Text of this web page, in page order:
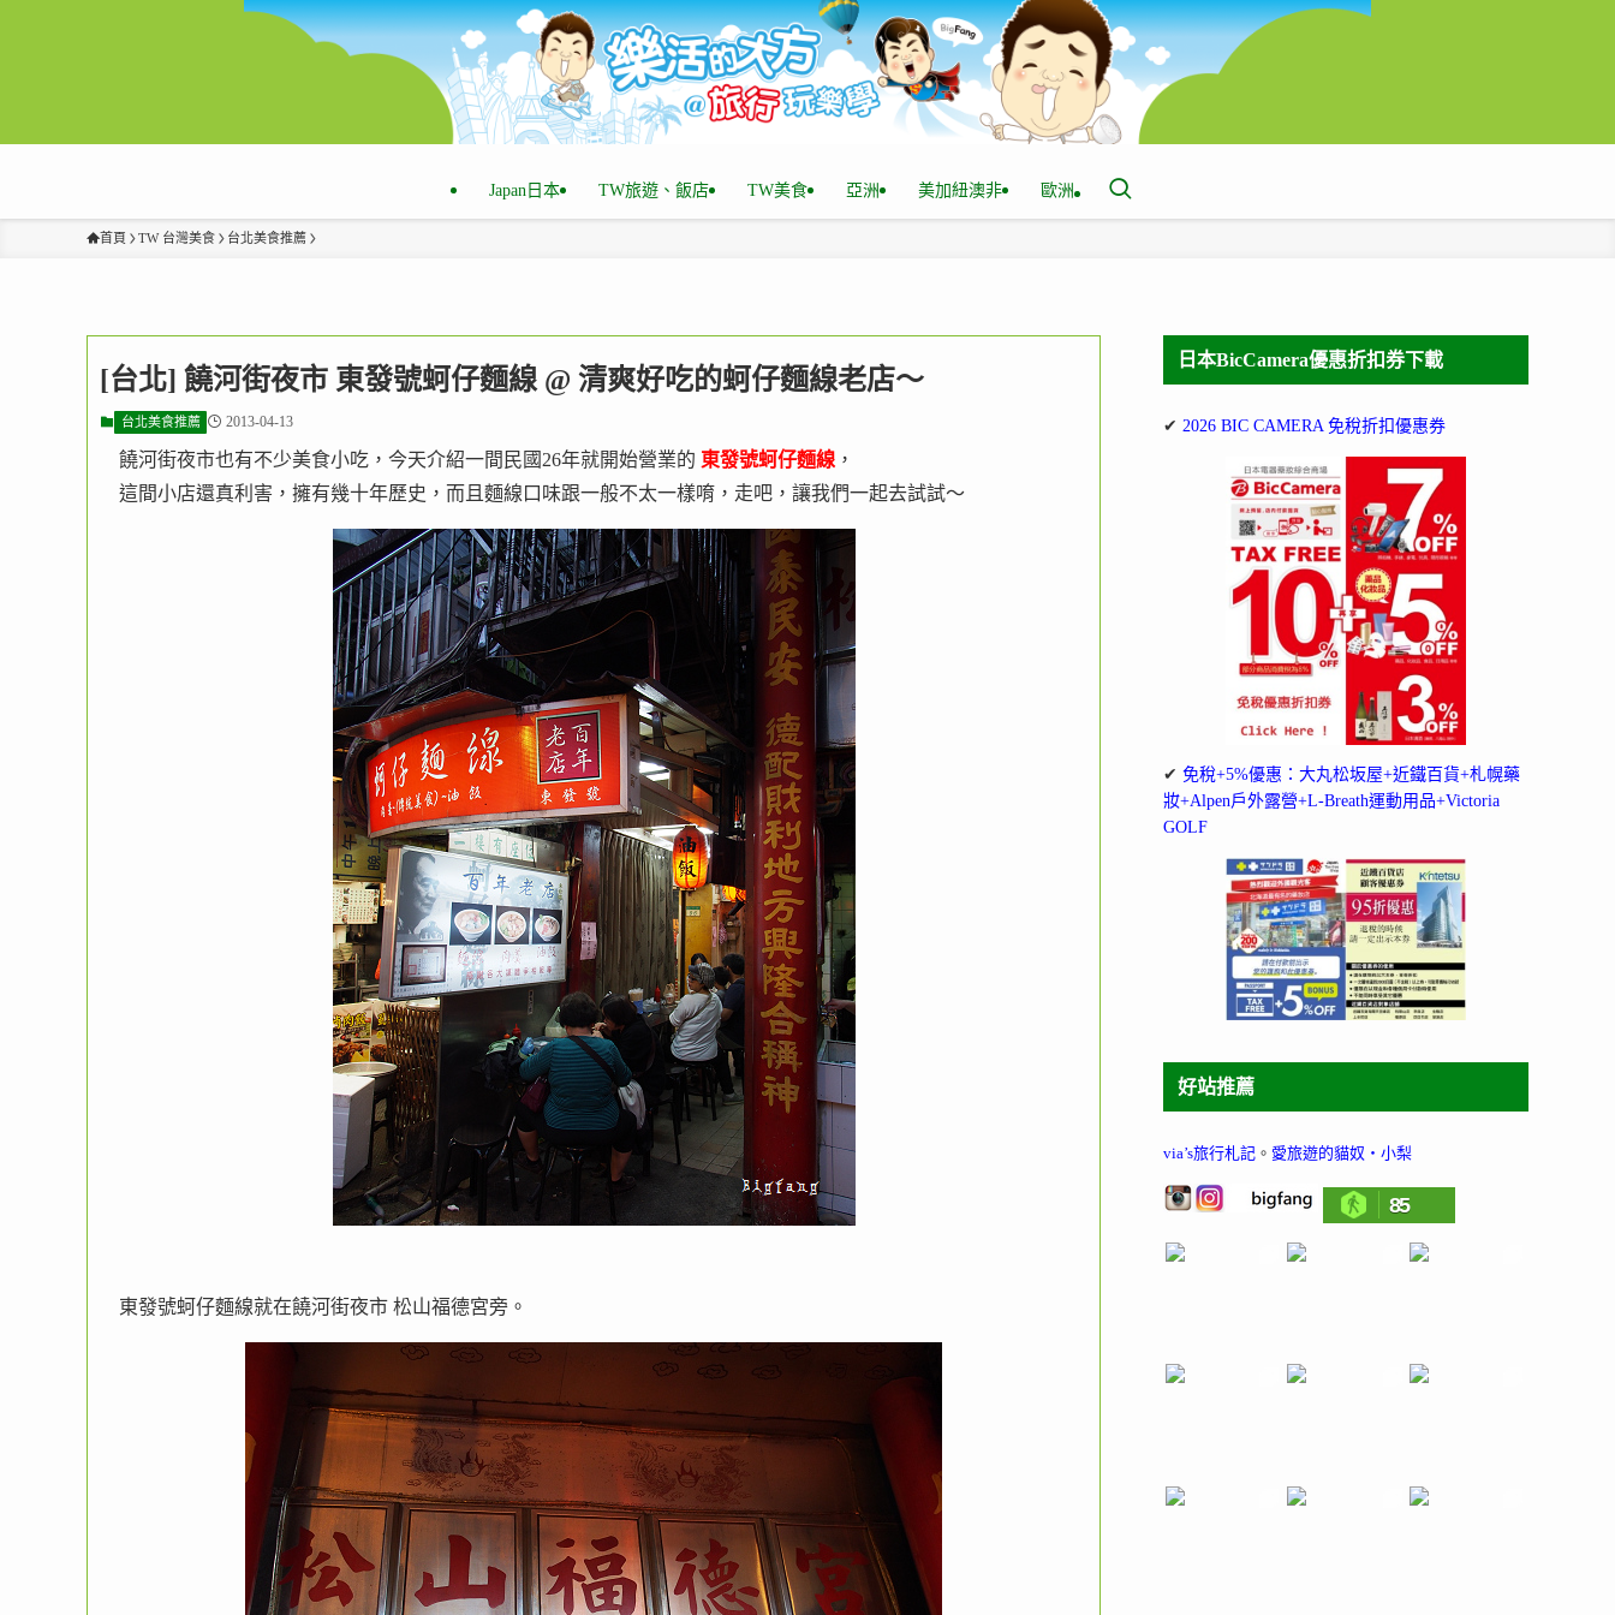
Japan日本 TW旅遊、飯店 TW美食 亞洲 美加紐澳非 歐洲
首頁 TW 台灣美食 台北美食推薦
[台北] 饒河街夜市 東發號蚵仔麵線 @ 清爽好吃的蚵仔麵線老店～
台北美食推薦 2013-04-13
饒河街夜市也有不少美食小吃，今天介紹一間民國26年就開始營業的 東發號蚵仔麵線 ，
這間小店還真利害，擁有幾十年歷史，而且麵線口味跟一般不太一樣唷，走吧，讓我們一起去試試～
東發號蚵仔麵線就在饒河街夜市 松山福德宮旁。
日本BicCamera優惠折扣券下載
✔ 2026 BIC CAMERA 免稅折扣優惠券
✔ 免稅+5%優惠：大丸松坂屋+近鐵百貨+札幌藥
妝+Alpen戶外露營+L-Breath運動用品+Victoria
GOLF
好站推薦
via’s旅行札記 。 愛旅遊的貓奴‧小梨
85